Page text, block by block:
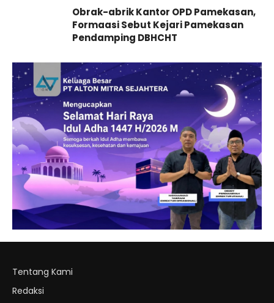
Obrak-abrik Kantor OPD Pamekasan,
Formaasi Sebut Kejari Pamekasan
Pendamping DBHCHT
Tentang Kami
Redaksi